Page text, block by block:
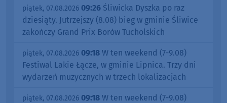
piątek, 07.08.2026 09:26 Śliwicka Dyszka po raz
dziesiąty. Jutrzejszy (8.08) bieg w gminie Śliwice
zakończy Grand Prix Borów Tucholskich
piątek, 07.08.2026 09:18 W ten weekend (7-9.08)
Festiwal Lakie Łącze, w gminie Lipnica. Trzy dni
wydarzeń muzycznych w trzech lokalizacjach
piątek, 07.08.2026 09:18 W ten weekend (7-9.08)